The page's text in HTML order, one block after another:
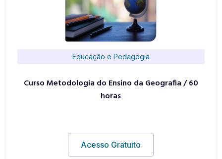
Educação e Pedagogia
Curso Metodologia do Ensino da Geografia / 60
horas
Acesso Gratuito